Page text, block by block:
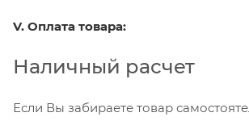
V. Оплата товара:
Наличный расчет
Если Вы забираете товар